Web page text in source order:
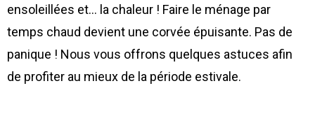
ensoleillées et… la chaleur ! Faire le ménage par
temps chaud devient une corvée épuisante. Pas de
panique ! Nous vous offrons quelques astuces afin
de profiter au mieux de la période estivale.